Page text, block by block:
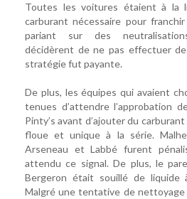
Toutes les voitures étaient à la
carburant nécessaire pour franchir
pariant sur des
décidèrent de ne pas effectuer
stratégie fut payante.
De plus, les équipes qui avaient
tenues d’attendre l’approbation
Pinty’s avant d’ajouter du
floue et unique à la série.
Arseneau et Labbé furent
attendu ce signal. De plus, le
Bergeron était souillé de
Malgré une tentative de